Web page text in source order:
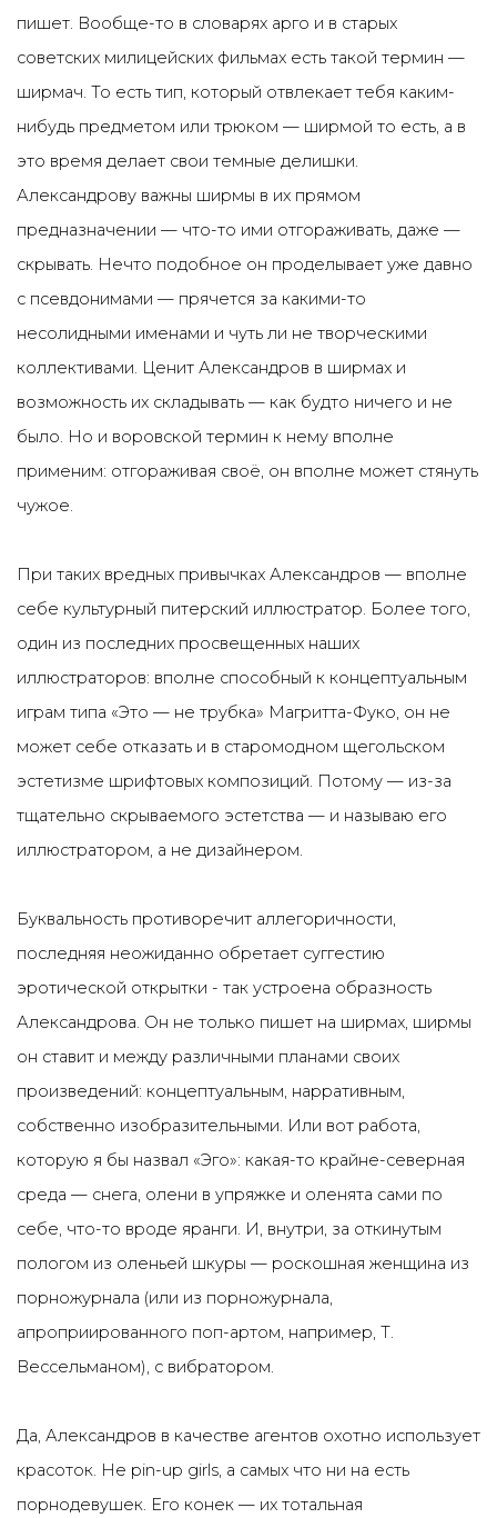
пишет. Вообще-то в словарях арго и в старых
советских милицейских фильмах есть такой термин —
ширмач. То есть тип, который отвлекает тебя каким-
нибудь предметом или трюком — ширмой то есть, а в
это время делает свои темные делишки.
Александрову важны ширмы в их прямом
предназначении — что-то ими отгораживать, даже —
скрывать. Нечто подобное он проделывает уже давно
с псевдонимами — прячется за какими-то
несолидными именами и чуть ли не творческими
коллективами. Ценит Александров в ширмах и
возможность их складывать — как будто ничего и не
было. Но и воровской термин к нему вполне
применим: отгораживая своё, он вполне может стянуть
чужое.
При таких вредных привычках Александров — вполне
себе культурный питерский иллюстратор. Более того,
один из последних просвещенных наших
иллюстраторов: вполне способный к концептуальным
играм типа «Это — не трубка» Магритта-Фуко, он не
может себе отказать и в старомодном щегольском
эстетизме шрифтовых композиций. Потому — из-за
тщательно скрываемого эстетства — и называю его
иллюстратором, а не дизайнером.
Буквальность противоречит аллегоричности,
последняя неожиданно обретает суггестию
эротической открытки - так устроена образность
Александрова. Он не только пишет на ширмах, ширмы
он ставит и между различными планами своих
произведений: концептуальным, нарративным,
собственно изобразительными. Или вот работа,
которую я бы назвал «Эго»: какая-то крайне-северная
среда — снега, олени в упряжке и оленята сами по
себе, что-то вроде яранги. И, внутри, за откинутым
пологом из оленьей шкуры — роскошная женщина из
порножурнала (или из порножурнала,
апроприированного поп-артом, например, Т.
Вессельманом), с вибратором.
Да, Александров в качестве агентов охотно использует
красоток. Не pin-up girls, а самых что ни на есть
порнодевушек. Его конек — их тотальная